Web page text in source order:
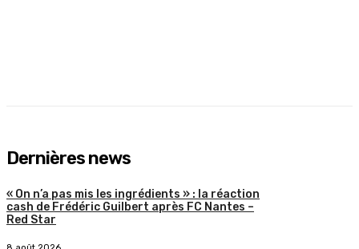
Dernières news
« On n’a pas mis les ingrédients » : la réaction
cash de Frédéric Guilbert après FC Nantes –
Red Star